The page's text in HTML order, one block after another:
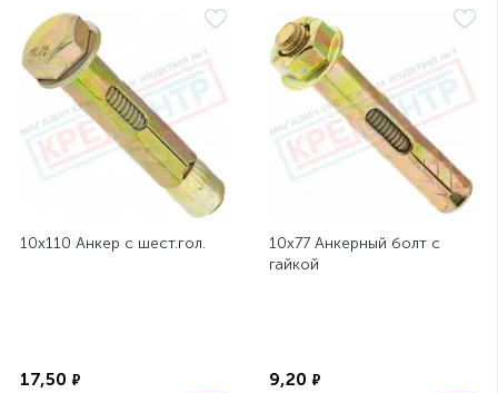
10х110 Анкер с шест.гол.
17,50 ₽
10х77 Анкерный болт с
гайкой
9,20 ₽